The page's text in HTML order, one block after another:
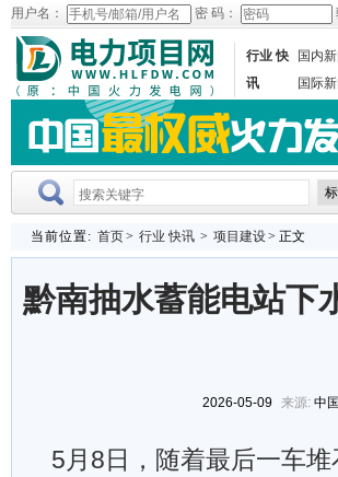
用户名： 密 码：
行业 快
讯
国内
国际
当前位置: 首页> 行业 快讯 > 项目建设> 正文
黔南抽水蓄能电站下
2026-05-09 来源: 中
5月8日，随着最后一车